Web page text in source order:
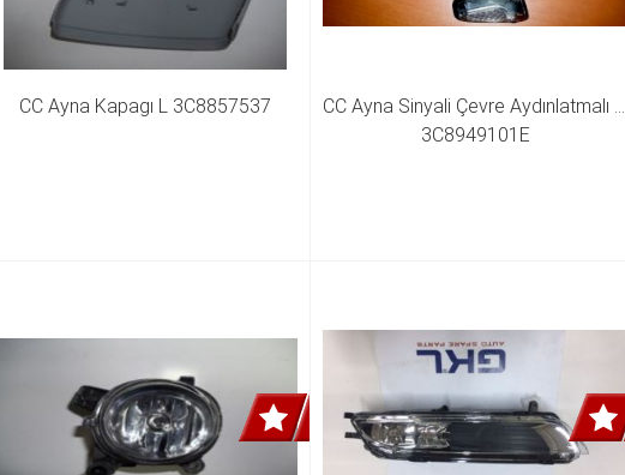
CC Ayna Kapagı L 3C8857537
CC Ayna Sinyali Çevre Aydınlatmalı L
3C8949101E